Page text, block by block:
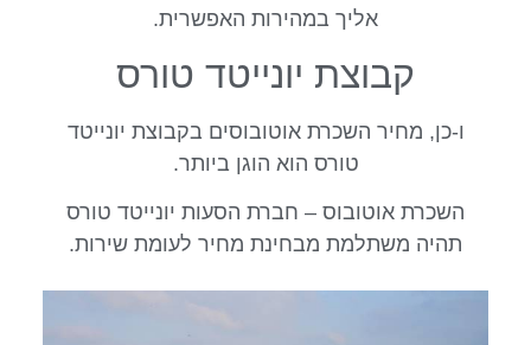
אליך במהירות האפשרית.
קבוצת יונייטד טורס
ו-כן, מחיר השכרת אוטובוסים בקבוצת יונייטד
טורס הוא הוגן ביותר.
השכרת אוטובוס – חברת הסעות יונייטד טורס
תהיה משתלמת מבחינת מחיר לעומת שירות.